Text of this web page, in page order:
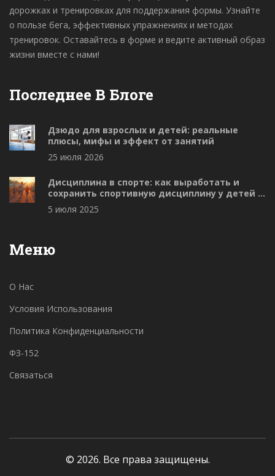
дорожках и тренировках для поддержания формы. Узнайте
о пользе бега, эффективных упражнениях и методах
тренировок. Оставайтесь в форме и ведите активный образ
жизни вместе с нами!
Последнее В Блоге
Дзюдо для взрослых и детей: реальные
плюсы, мифы и эффект от занятий
25 июля 2026
Дисциплина в спорте: как выработать и
сохранить спортивную дисциплину у детей и
взрослых
5 июля 2025
Меню
О Нас
Условия Использования
Политика Конфиденциальности
ФЗ-152
Связаться
© 2026. Все права защищены.